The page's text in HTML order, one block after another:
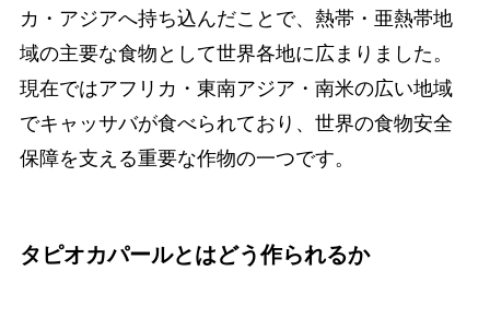
カ・アジアへ持ち込んだことで、熱帯・亜熱帯地
域の主要な食物として世界各地に広まりました。
現在ではアフリカ・東南アジア・南米の広い地域
でキャッサバが食べられており、世界の食物安全
保障を支える重要な作物の一つです。
タピオカパールとはどう作られるか